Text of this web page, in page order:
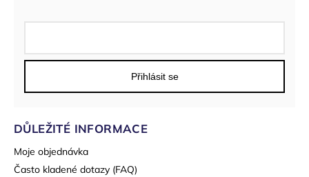
Přihlásit se
DŮLEŽITÉ INFORMACE
Moje objednávka
Často kladené dotazy (FAQ)